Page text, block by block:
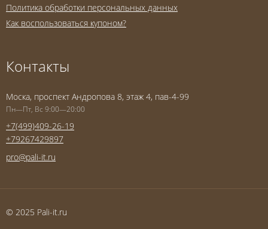
Политика обработки персональных данных
Как воспользоваться купоном?
Контакты
Моска, проспект Андропова 8, этаж 4, пав-4-99
Пн—Пт, Вс 9:00—20:00
+7(499)409-26-19
+79267429897
pro@pali-it.ru
© 2025 Pali-it.ru